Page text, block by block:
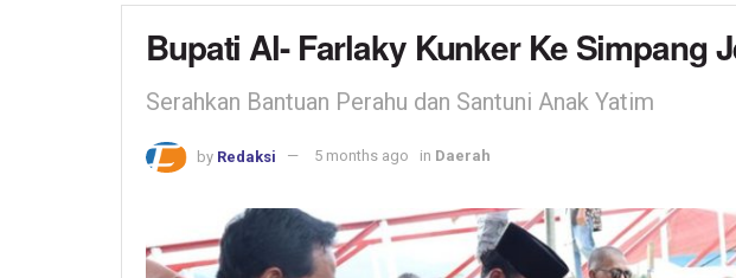
Bupati Al- Farlaky Kunker Ke Simpang
Serahkan Bantuan Perahu dan Santuni Anak Yatim
by Redaksi 5 months ago in Daerah